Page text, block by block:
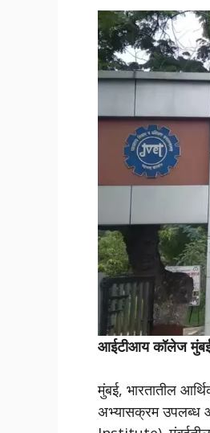
आईटीआय कॉलेज मुंबई:
मुंबई, भारतातील
अभ्यासक्रम उपलब्ध